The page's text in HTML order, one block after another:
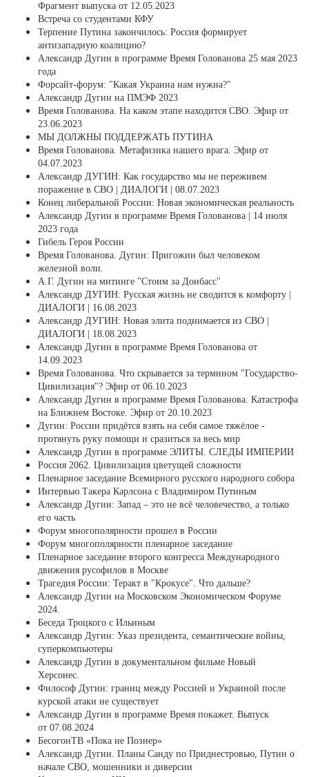
Фрагмент выпуска от 12.05.2023
Встреча со студентами КФУ
Терпение Путина закончилось: Россия формирует
антизападную коалицию?
Александр Дугин в программе Время Голованова 25 мая 2023
года
Форсайт-форум: "Какая Украина нам нужна?"
Александр Дугин на ПМЭФ 2023
Время Голованова. На каком этапе находится СВО. Эфир от
23.06.2023
МЫ ДОЛЖНЫ ПОДДЕРЖАТЬ ПУТИНА
Время Голованова. Метафизика нашего врага. Эфир от
04.07.2023
Александр ДУГИН: Как государство мы не переживем
поражение в СВО | ДИАЛОГИ | 08.07.2023
Конец либеральной России: Новая экономическая реальность
Александр Дугин в программе Время Голованова | 14 июля
2023 года
Гибель Героя России
Время Голованова. Дугин: Пригожин был человеком
железной воли.
А.Г. Дугин на митинге "Стоим за Донбасс"
Александр ДУГИН: Русская жизнь не сводится к комфорту |
ДИАЛОГИ | 16.08.2023
Александр ДУГИН: Новая элита поднимается из СВО |
ДИАЛОГИ | 18.08.2023
Александр Дугин в программе Время Голованова от
14.09.2023
Время Голованова. Что скрывается за термином "Государство-
Цивилизация"? Эфир от 06.10.2023
Александр Дугин в программе Время Голованова. Катастрофа
на Ближнем Востоке. Эфир от 20.10.2023
Дугин: России придётся взять на себя самое тяжёлое -
протянуть руку помощи и сразиться за весь мир
Александр Дугин в программе ЭЛИТЫ. СЛЕДЫ ИМПЕРИИ
Россия 2062. Цивилизация цветущей сложности
Пленарное заседание Всемирного русского народного собора
Интервью Такера Карлсона с Владимиром Путиным
Александр Дугин: Запад – это не всё человечество, а только
его часть
Форум многополярности прошел в России
Форум многополярности пленарное заседание
Пленарное заседание второго конгресса Международного
движения русофилов в Москве
Трагедия России: Теракт в "Крокусе". Что дальше?
Александр Дугин на Московском Экономическом Форуме
2024.
Беседа Троцкого с Ильиным
Александр Дугин: Указ президента, семантические войны,
суперкомпьютеры
Александр Дугин в документальном фильме Новый
Херсонес.
Философ Дугин: границ между Россией и Украиной после
курской атаки не существует
Александр Дугин в программе Время покажет. Выпуск
от 07.08.2024
БесогонТВ «Пока не Познер»
Александр Дугин. Планы Санду по Приднестровью, Путин о
начале СВО, мошенники и диверсии